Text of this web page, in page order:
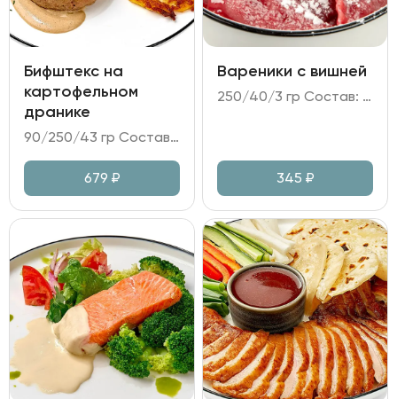
Бифштекс на
картофельном
дранике
90/250/43 гр Состав: - бифштекс из говяжьего фарша; - картофельные драники; яйцо пашот; томатный салат; - соус перечный.
679 ₽
Вареники с вишней
250/40/3 гр Состав: - вареники (тесто на пшеничной муке; вишня; вишневое желе); - заправка сметанная; - мята.
345 ₽